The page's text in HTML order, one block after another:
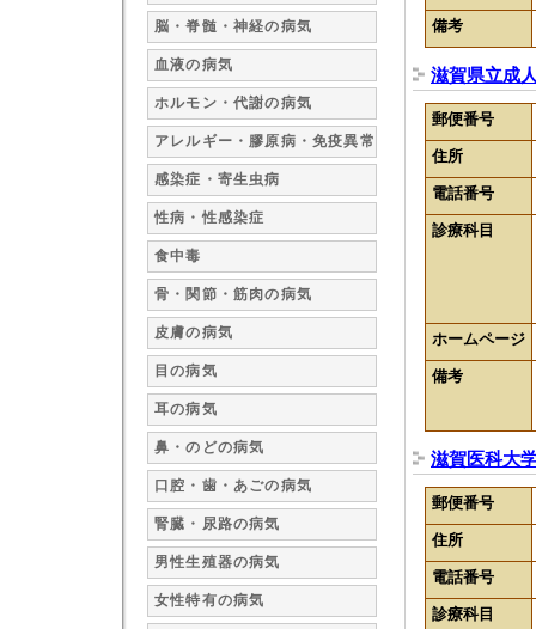
備考
滋賀県立成
郵便番号
住所
電話番号
診療科目
ホームページ
備考
滋賀医科大
郵便番号
住所
電話番号
診療科目
脳・脊髄・神経の病気
血液の病気
ホルモン・代謝の病気
アレルギー・膠原病・免疫異常
感染症・寄生虫病
性病・性感染症
食中毒
骨・関節・筋肉の病気
皮膚の病気
目の病気
耳の病気
鼻・のどの病気
口腔・歯・あごの病気
腎臓・尿路の病気
男性生殖器の病気
女性特有の病気